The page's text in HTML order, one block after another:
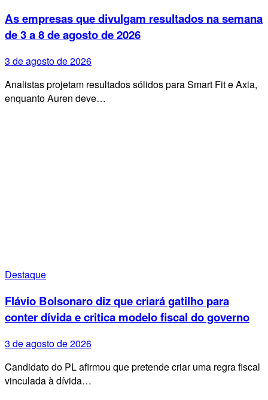
As empresas que divulgam resultados na semana
de 3 a 8 de agosto de 2026
3 de agosto de 2026
Analistas projetam resultados sólidos para Smart Fit e Axia,
enquanto Auren deve…
Destaque
Flávio Bolsonaro diz que criará gatilho para
conter dívida e critica modelo fiscal do governo
3 de agosto de 2026
Candidato do PL afirmou que pretende criar uma regra fiscal
vinculada à dívida…